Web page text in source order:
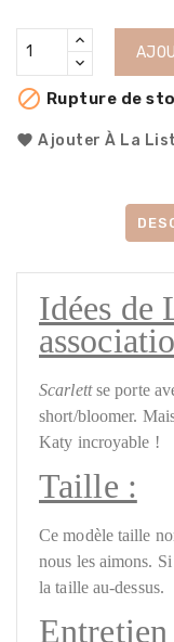
 Rupture de
Ajouter À La
Idées de
Scarlettse porte
short/bloomer.
Katy incroyable !
Taille :
Ce modèle taille
nous les aimons.
la taille au-dessus.
Entretien